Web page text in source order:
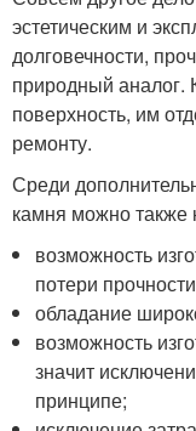
эстетическим и
долговечности,
природный аналог.
поверхность, им
ремонту.
Среди
камня можно также
возможность
потери
обладание
возможность
значит
принципе;